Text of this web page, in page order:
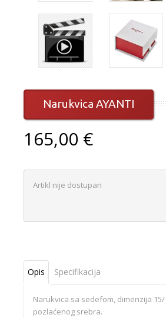
Narukvica AYANTI
165,00 €
Artikl nije dostupan
Opis Specifikacija
Narukvica sa sedefom, dimenzija 15/
pozlaćenog srebra.